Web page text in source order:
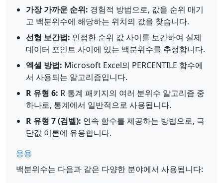
가장 가까운 순위: 경험적 방법으로, 값을 순위 매기
고 백분위수에 해당하는 위치의 값을 찾습니다.
선형 보간법: 인접한 순위 값 사이를 보간하여 실제
데이터 포인트 사이에 있는 백분위수를 추정합니다.
엑셀 방법: Microsoft Excel의 PERCENTILE 함수에
서 사용되는 알고리즘입니다.
R 유형 6: R 통계 패키지의 여러 분위수 알고리즘 중
하나로, 통계에서 일반적으로 사용됩니다.
R 유형 7 (검벨): 연속 함수를 제공하는 방법으로, 극
단값 이론에 유용합니다.
응용
백분위수는 다음과 같은 다양한 분야에서 사용됩니다: